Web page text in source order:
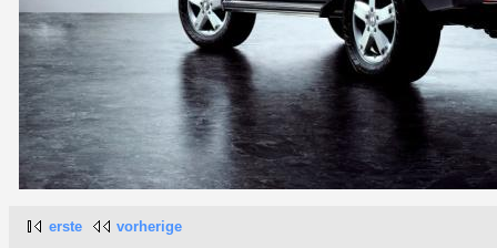
erste vorherige